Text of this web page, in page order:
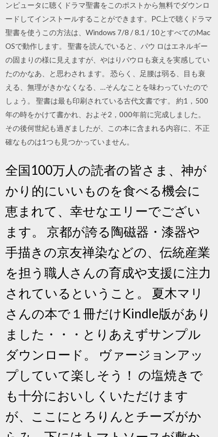
ンピュータに聴くドラマ聖書をこのポストから無料でダウンロ
ードしてインストールすることができます。PC上で聴くドラマ
聖書を使うこの方法は、Windows 7/8 / 8.1 / 10とすべてのMac
OSで動作します。 聖書を読んでいると、パウ ロはエネルギー
の固まりの様に見えますが、やはりパウロも衰えを実感してい
たのかなあ、と思わされ ます。 恐らく、足腰は弱る、目も衰
える、無理がきかなくなる、…そんなことを味わっていたので
しょう。 聖書は最も印刷されている古代文書です。 約1，500
年の時をかけて書かれ、およそ2，000年前に完成しました。
その後何世紀も過ぎましたが、この本に含まれる内容に、不正
確なものは1つも見つかっていません。
全国100万人の読者の皆さま、神が
かり的にいいものを食べる機会に
恵まれて、幸せなエリーでござい
ます。 京都が誇る陶磁器・漆器や
手描きの京友禅染などの、伝統産業
を担う職人さんの育成や支援に注力
されているということ。 夏木マリ
さんの本で１冊だけKindle版があり
ました・・・とりあえずサンプル
ダウンロード。 ヴァージョンアッ
プしていて楽しそう！ の塩焼きで
も十分においしくいただけます
が、ここにとろりんとチーズがか